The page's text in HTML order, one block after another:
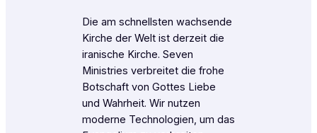
Die am schnellsten wachsende
Kirche der Welt ist derzeit die
iranische Kirche. Seven
Ministries verbreitet die frohe
Botschaft von Gottes Liebe
und Wahrheit. Wir nutzen
moderne Technologien, um das